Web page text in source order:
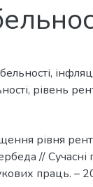
,
, рівень
рівня
// Сучасні
праць. –